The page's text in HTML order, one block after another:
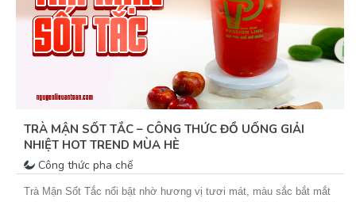
TRÀ MẬN SỐT TẮC – CÔNG THỨC ĐỒ UỐNG GIẢI
NHIỆT HOT TREND MÙA HÈ
Công thức pha chế
Trà Mận Sốt Tắc nổi bật nhờ hương vị tươi mát, màu sắc bắt mắt